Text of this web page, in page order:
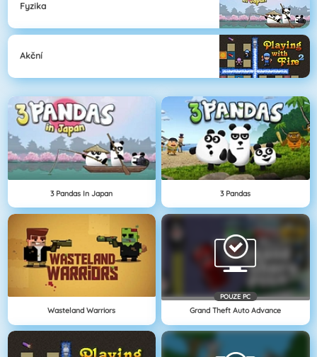
Fyzika
Akční
3 Pandas In Japan 3 Pandas
Wasteland Warriors
POUZE PC
Grand Theft Auto Advance